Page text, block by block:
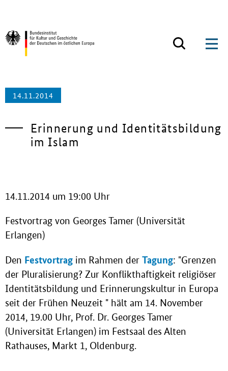
14.11.2014
Erinnerung und Identitätsbildung
im Islam
14.11.2014 um 19:00 Uhr
Festvortrag von Georges Tamer (Universität
Erlangen)
Den Festvortrag im Rahmen der Tagung: "Grenzen
der Pluralisierung? Zur Konflikthaftigkeit religiöser
Identitätsbildung und Erinnerungskultur in Europa
seit der Frühen Neuzeit " hält am 14. November
2014, 19.00 Uhr, Prof. Dr. Georges Tamer
(Universität Erlangen) im Festsaal des Alten
Rathauses, Markt 1, Oldenburg.